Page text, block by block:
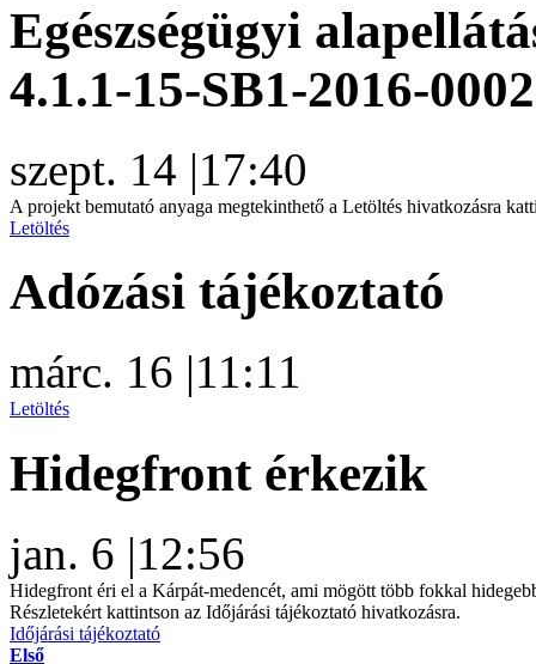
Egészségügyi
4.1.1-15-SB1-2016-
szept. 14 |17:40
A projekt bemutató anyaga megtekinthető a Letöltés hivatkozásra
Letöltés
Adózási tájékoztató
márc. 16 |11:11
Letöltés
Hidegfront érkezik
jan. 6 |12:56
Hidegfront éri el a Kárpát-medencét, ami mögött több fokkal
Részletekért kattintson az Időjárási tájékoztató hivatkozásra.
Időjárási tájékoztató
Első